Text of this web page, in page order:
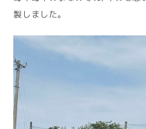
製しました。